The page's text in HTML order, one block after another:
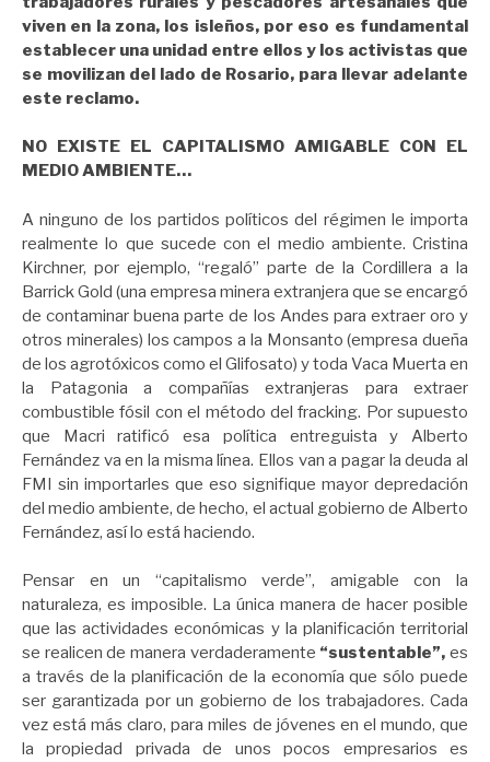
viven en la zona, los isleños, por eso es fundamental
establecer una unidad entre ellos y los activistas que
se movilizan del lado de Rosario, para llevar adelante
este reclamo.
NO EXISTE EL CAPITALISMO AMIGABLE CON EL
MEDIO AMBIENTE…
A ninguno de los partidos políticos del régimen le importa
realmente lo que sucede con el medio ambiente. Cristina
Kirchner, por ejemplo, “regaló” parte de la Cordillera a la
Barrick Gold (una empresa minera extranjera que se encargó
de contaminar buena parte de los Andes para extraer oro y
otros minerales) los campos a la Monsanto (empresa dueña
de los agrotóxicos como el Glifosato) y toda Vaca Muerta en
la Patagonia a compañías extranjeras para extraer
combustible fósil con el método del fracking. Por supuesto
que Macri ratificó esa política entreguista y Alberto
Fernández va en la misma línea. Ellos van a pagar la deuda al
FMI sin importarles que eso signifique mayor depredación
del medio ambiente, de hecho, el actual gobierno de Alberto
Fernández, así lo está haciendo.
Pensar en un “capitalismo verde”, amigable con la
naturaleza, es imposible. La única manera de hacer posible
que las actividades económicas y la planificación territorial
se realicen de manera verdaderamente “sustentable”, es
a través de la planificación de la economía que sólo puede
ser garantizada por un gobierno de los trabajadores. Cada
vez está más claro, para miles de jóvenes en el mundo, que
la propiedad privada de unos pocos empresarios es